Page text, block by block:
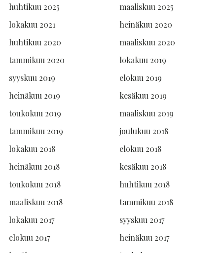
huhtikuu 2025
maaliskuu 2025
lokakuu 2021
heinäkuu 2020
huhtikuu 2020
maaliskuu 2020
tammikuu 2020
lokakuu 2019
syyskuu 2019
elokuu 2019
heinäkuu 2019
kesäkuu 2019
toukokuu 2019
maaliskuu 2019
tammikuu 2019
joulukuu 2018
lokakuu 2018
elokuu 2018
heinäkuu 2018
kesäkuu 2018
toukokuu 2018
huhtikuu 2018
maaliskuu 2018
tammikuu 2018
lokakuu 2017
syyskuu 2017
elokuu 2017
heinäkuu 2017